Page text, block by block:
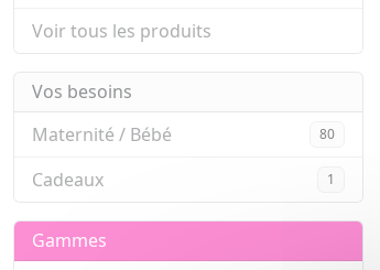
Voir tous les produits
Vos besoins
Maternité / Bébé
80
Cadeaux 1
Gammes